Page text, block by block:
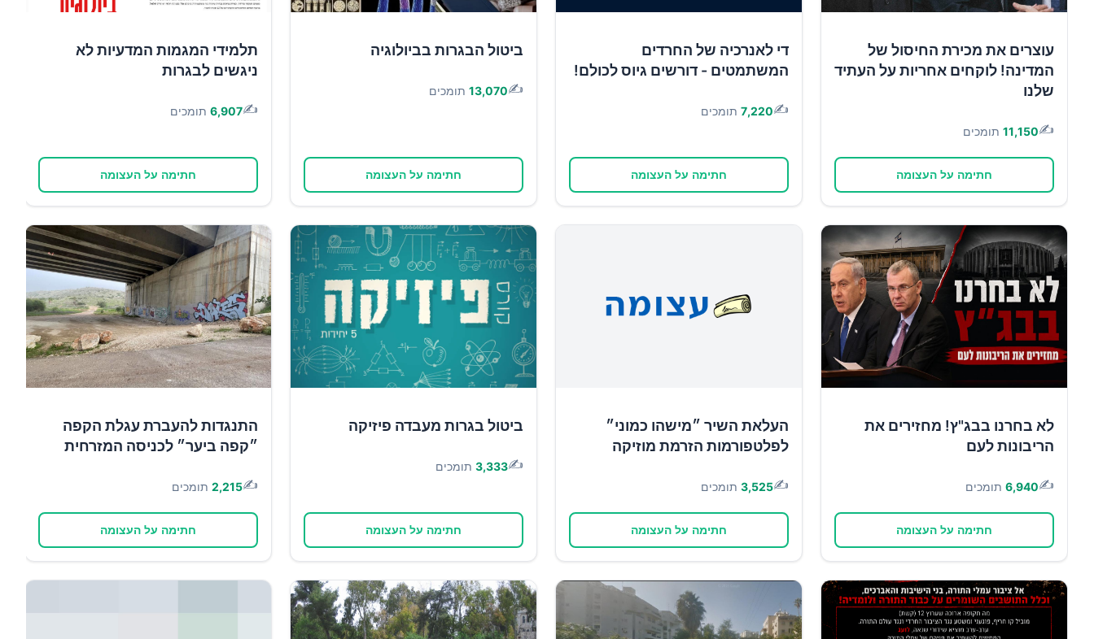
עוצרים את מכירת החיסול של
המדינה! לוקחים אחריות על העתיד
שלנו
✍️
11,150 תומכים
חתימה על העצומה
די לאנרכיה של החרדים
המשתמטים - דורשים גיוס לכולם!
✍️
7,220 תומכים
חתימה על העצומה
ביטול הבגרות בביולוגיה
✍️
13,070 תומכים
חתימה על העצומה
תלמידי המגמות המדעיות לא
ניגשים לבגרות
✍️
6,907 תומכים
חתימה על העצומה
לא בחרנו בבג"ץ! מחזירים את
הריבונות לעם
✍️
6,940 תומכים
חתימה על העצומה
העלאת השיר ״מישהו כמוני״
לפלטפורמות הזרמת מוזיקה
✍️
3,525 תומכים
חתימה על העצומה
ביטול בגרות מעבדה פיזיקה
✍️
3,333 תומכים
חתימה על העצומה
התנגדות להעברת עגלת הקפה
״קפה ביער״ לכניסה המזרחית
✍️
2,215 תומכים
חתימה על העצומה